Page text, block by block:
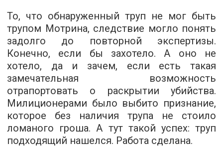
То, что обнаруженный труп не мог быть
трупом Мотрина, следствие могло понять
задолго до повторной экспертизы.
Конечно, если бы захотело. А оно не
хотело, да и зачем, если есть такая
замечательная возможность
отрапортовать о раскрытии убийства.
Милиционерами было выбито признание,
которое без наличия трупа не стоило
ломаного гроша. А тут такой успех: труп
подходящий нашелся. Работа сделана.